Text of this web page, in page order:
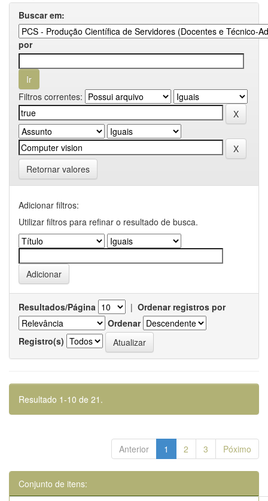
Buscar em:
por
Filtros correntes:
Retornar valores
Adicionar filtros:
Utilizar filtros para refinar o resultado de busca.
Resultados/Página | Ordenar registros por
Ordenar
Registro(s)
Resultado 1-10 de 21.
Anterior 1 2 3 Póximo
Conjunto de itens: